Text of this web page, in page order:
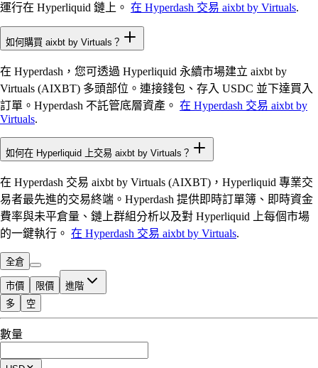
運行在 Hyperliquid 鏈上。 在 Hyperdash 交易 aixbt by Virtuals.
如何購買 aixbt by Virtuals？
在 Hyperdash，您可透過 Hyperliquid 永續市場建立 aixbt by
Virtuals (AIXBT) 多頭部位。連接錢包、存入 USDC 並下達買入
訂單。Hyperdash 不託管底層資產。 在 Hyperdash 交易 aixbt by
Virtuals.
如何在 Hyperliquid 上交易 aixbt by Virtuals？
在 Hyperdash 交易 aixbt by Virtuals (AIXBT)，Hyperliquid 專業交
易者最先進的交易終端。Hyperdash 提供即時訂單簿、即時資金
費率與未平倉量、鏈上群組分析以及對 Hyperliquid 上每個市場
的一鍵執行。 在 Hyperdash 交易 aixbt by Virtuals.
全倉
市價 限價 進階
可交易額度
$0.00
多 空
數量